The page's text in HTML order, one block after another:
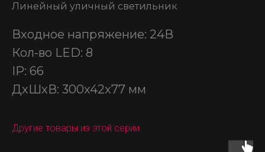
Линейный уличный светильник
Входное напряжение: 24В
Кол-во LED: 8
IP: 66
ДxШxВ: 300x42x77 мм
Другие товары из этой серии